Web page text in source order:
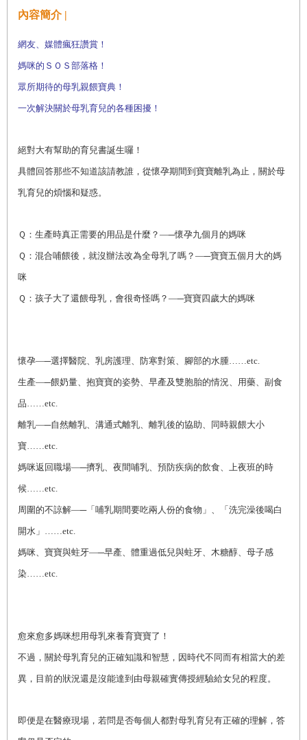
內容簡介 |
網友、媒體瘋狂讚賞！
媽咪的ＳＯＳ部落格！
眾所期待的母乳親餵寶典！
一次解決關於母乳育兒的各種困擾！
絕對大有幫助的育兒書誕生囉！
具體回答那些不知道該請教誰，從懷孕期間到寶寶離乳為止，關於母
乳育兒的煩惱和疑惑。
Ｑ：生產時真正需要的用品是什麼？ ―─懷孕九個月的媽咪
Ｑ：混合哺餵後，就沒辦法改為全母乳了嗎？ ―─寶寶五個月大的媽
咪
Ｑ：孩子大了還餵母乳，會很奇怪嗎？ ―─寶寶四歲大的媽咪
懷孕―─選擇醫院、乳房護理、防寒對策、腳部的水腫……etc.
生產―─餵奶量、抱寶寶的姿勢、早產及雙胞胎的情況、用藥、副食
品……etc.
離乳―─自然離乳、溝通式離乳、離乳後的協助、同時親餵大小
寶……etc.
媽咪返回職場―─擠乳、夜間哺乳、預防疾病的飲食、上夜班的時
候……etc.
周圍的不諒解―─「哺乳期間要吃兩人份的食物」、「洗完澡後喝白
開水」……etc.
媽咪、寶寶與蛀牙―─早產、體重過低兒與蛀牙、木糖醇、母子感
染……etc.
愈來愈多媽咪想用母乳來養育寶寶了！
不過，關於母乳育兒的正確知識和智慧，因時代不同而有相當大的差
異，目前的狀況還是沒能達到由母親確實傳授經驗給女兒的程度。
即便是在醫療現場，若問是否每個人都對母乳育兒有正確的理解，答